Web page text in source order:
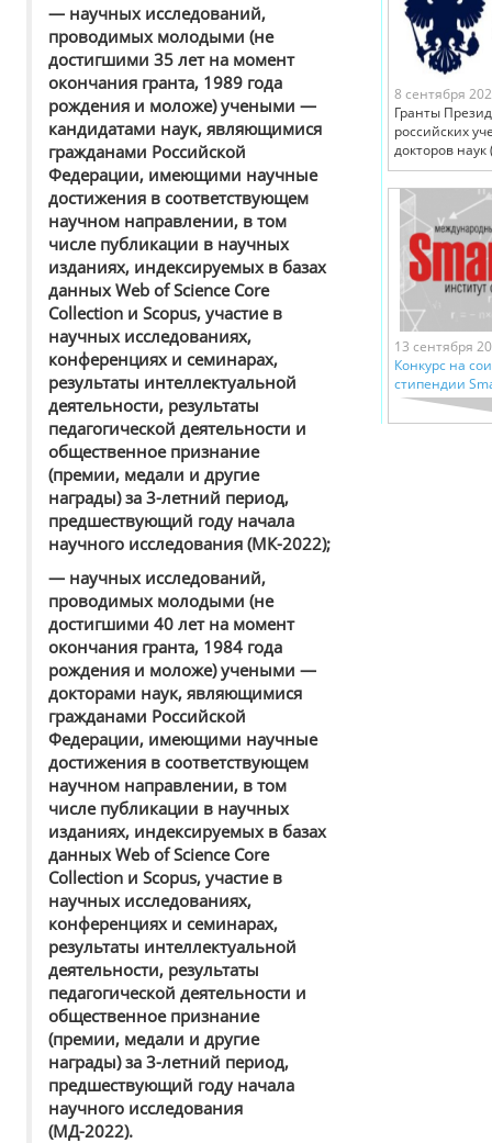
— научных исследований,
проводимых молодыми (не
достигшими 35 лет на момент
окончания гранта, 1989 года
рождения и моложе) учеными —
кандидатами наук, являющимися
гражданами Российской
Федерации, имеющими научные
достижения в соответствующем
научном направлении, в том
числе публикации в научных
изданиях, индексируемых в базах
данных Web of Science Core
Collection и Scopus, участие в
научных исследованиях,
конференциях и семинарах,
результаты интеллектуальной
деятельности, результаты
педагогической деятельности и
общественное признание
(премии, медали и другие
награды) за 3-летний период,
предшествующий году начала
научного исследования (МК-2022);
— научных исследований,
проводимых молодыми (не
достигшими 40 лет на момент
окончания гранта, 1984 года
рождения и моложе) учеными —
докторами наук, являющимися
гражданами Российской
Федерации, имеющими научные
достижения в соответствующем
научном направлении, в том
числе публикации в научных
изданиях, индексируемых в базах
данных Web of Science Core
Collection и Scopus, участие в
научных исследованиях,
конференциях и семинарах,
результаты интеллектуальной
деятельности, результаты
педагогической деятельности и
общественное признание
(премии, медали и другие
награды) за 3-летний период,
предшествующий году начала
научного исследования
(МД-2022).
8 сентября
Гранты
российских
докторов наук
13 сентября
Конкурс на
стипендии